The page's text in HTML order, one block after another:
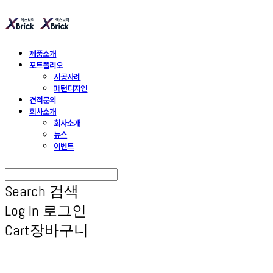
제품소개
포트폴리오
시공사례
패턴디자인
견적문의
회사소개
회사소개
뉴스
이벤트
Search 검색
Log In 로그인
Cart장바구니